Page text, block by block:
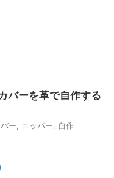
バーを革で自作する
ー ニッパー 自作